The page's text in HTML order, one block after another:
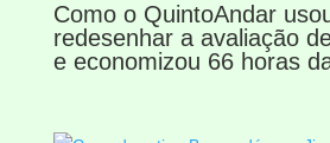
Como o QuintoAndar
redesenhar a avaliação
e economizou 66 horas